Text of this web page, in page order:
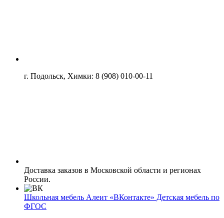
г. Подольск, Химки: 8 (908) 010-00-11
Доставка заказов в Московской области и регионах
России.
Школьная мебель Алеит «ВКонтакте» Детская мебель по
ФГОС